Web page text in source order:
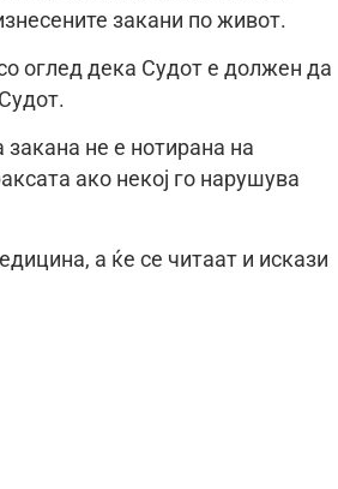
закани по живот.
оглед дека Судот е должен да
закана не е нотирана на
ако некој го нарушува
а ќе се читаат и искази